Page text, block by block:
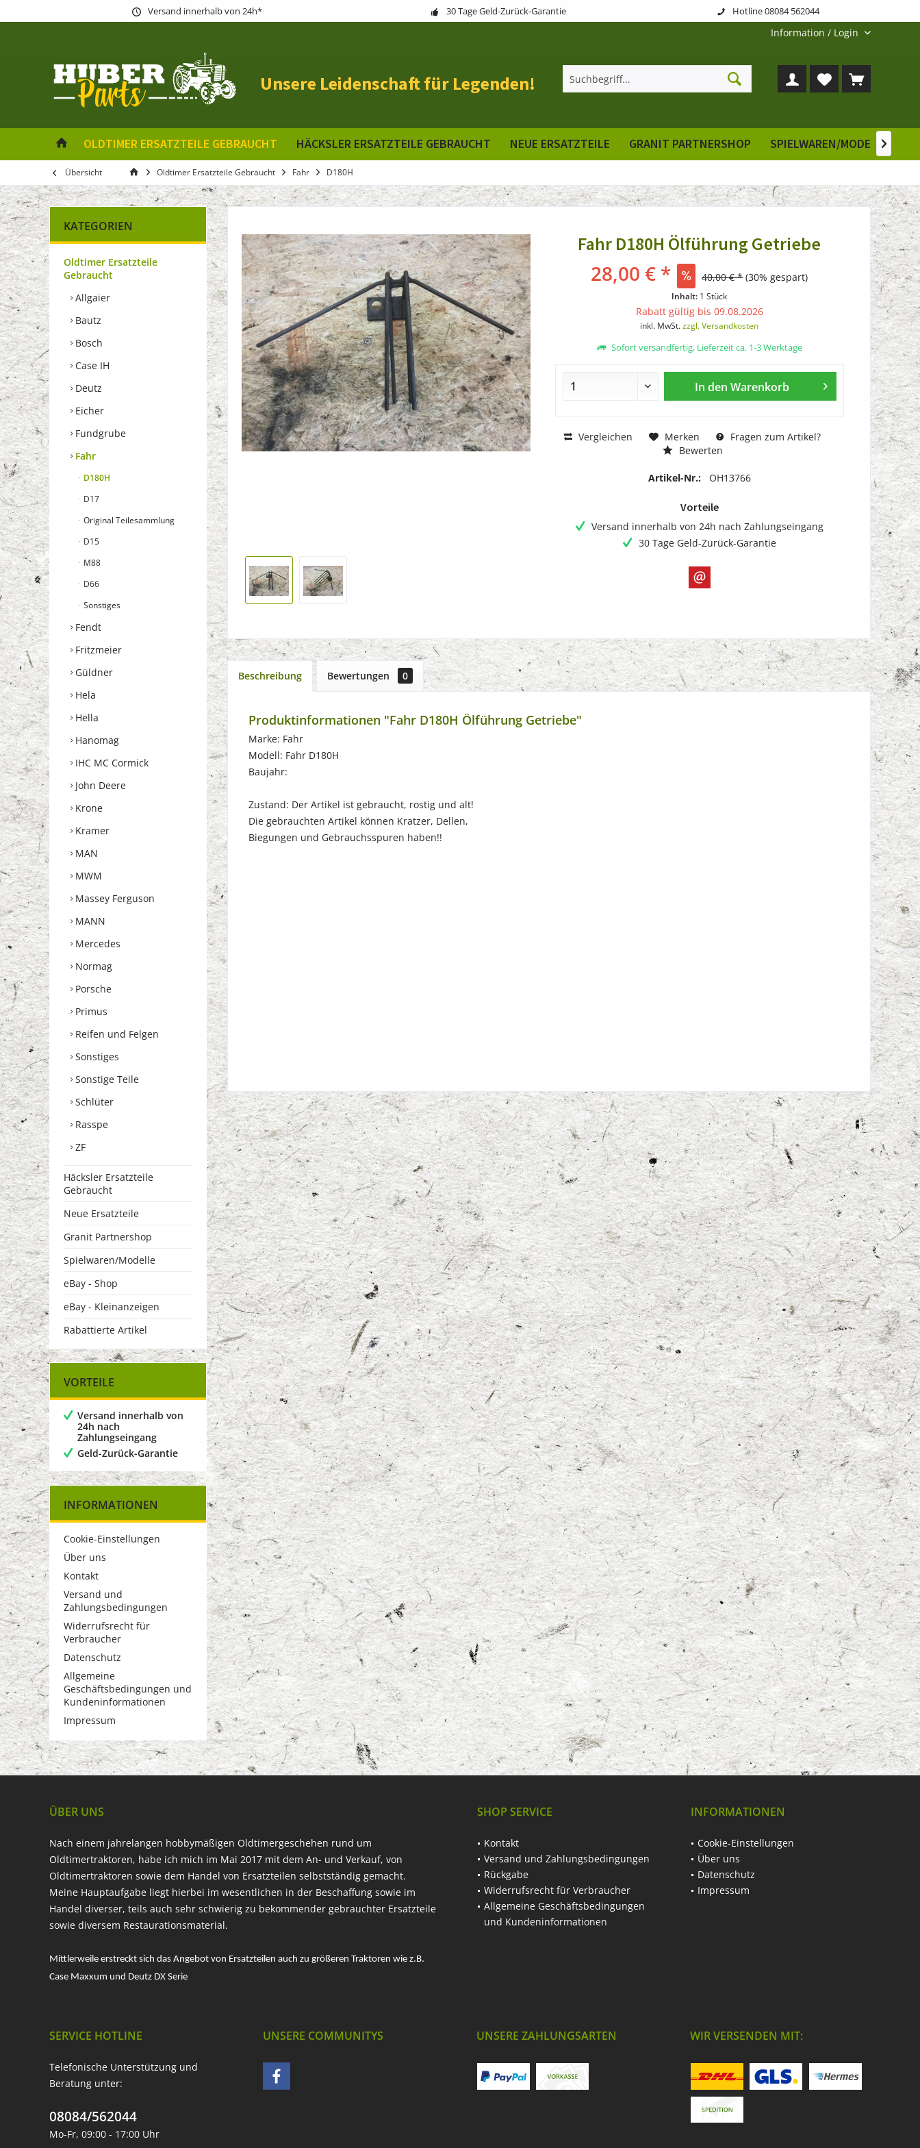
Versand innerhalb von 24h* 30 Tage Geld-Zurück-Garantie Hotline 08084 562044
Information / Login
Unsere Leidenschaft für Legenden!
OLDTIMER ERSATZTEILE GEBRAUCHT HÄCKSLER ERSATZTEILE GEBRAUCHT NEUE ERSATZTEILE GRANIT PARTNERSHOP SPIELWAREN/MODELLE

Übersicht Oldtimer Ersatzteile Gebraucht Fahr D180H
KATEGORIEN
Oldtimer Ersatzteile
Gebraucht
Allgaier
Bautz
Bosch
Case IH
Deutz
Eicher
Fundgrube
Fahr
D180H
D17
Original Teilesammlung
D15
M88
D66
Sonstiges
Fendt
Fritzmeier
Güldner
Hela
Hella
Hanomag
IHC MC Cormick
John Deere
Krone
Kramer
MAN
MWM
Massey Ferguson
MANN
Mercedes
Normag
Porsche
Primus
Reifen und Felgen
Sonstiges
Sonstige Teile
Schlüter
Rasspe
ZF
Häcksler Ersatzteile
Gebraucht
Neue Ersatzteile
Granit Partnershop
Spielwaren/Modelle
eBay - Shop
eBay - Kleinanzeigen
Rabattierte Artikel
VORTEILE
Versand innerhalb von
24h nach
Zahlungseingang
Geld-Zurück-Garantie
INFORMATIONEN
Cookie-Einstellungen
Über uns
Kontakt
Versand und
Zahlungsbedingungen
Widerrufsrecht für
Verbraucher
Datenschutz
Allgemeine
Geschäftsbedingungen und
Kundeninformationen
Impressum
Fahr D180H Ölführung Getriebe
28,00 € * 40,00 € * (30% gespart)
Inhalt: 1 Stück
Rabatt gültig bis 09.08.2026
inkl. MwSt.zzgl. Versandkosten
Sofort versandfertig, Lieferzeit ca. 1-3 Werktage
In den Warenkorb
Vergleichen Merken
Fragen zum Artikel?
Bewerten
Artikel-Nr.: OH13766
Vorteile
Versand innerhalb von 24h nach Zahlungseingang
30 Tage Geld-Zurück-Garantie
Beschreibung Bewertungen 0
Produktinformationen "Fahr D180H Ölführung Getriebe"
Marke: Fahr
Modell: Fahr D180H
Baujahr:
Zustand: Der Artikel ist gebraucht, rostig und alt!
Die gebrauchten Artikel können Kratzer, Dellen,
Biegungen und Gebrauchsspuren haben!!
ÜBER UNS
Nach einem jahrelangen hobbymäßigen Oldtimergeschehen rund um
Oldtimertraktoren, habe ich mich im Mai 2017 mit dem An- und Verkauf, von
Oldtimertraktoren sowie dem Handel von Ersatzteilen selbstständig gemacht.
Meine Hauptaufgabe liegt hierbei im wesentlichen in der Beschaffung sowie im
Handel diverser, teils auch sehr schwierig zu bekommender gebrauchter Ersatzteile
sowie diversem Restaurationsmaterial.
Mittlerweile erstreckt sich das Angebot von Ersatzteilen auch zu größeren Traktoren wie z.B.
Case Maxxum und Deutz DX Serie
SHOP SERVICE
Kontakt
Versand und Zahlungsbedingungen
Rückgabe
Widerrufsrecht für Verbraucher
Allgemeine Geschäftsbedingungen
und Kundeninformationen
INFORMATIONEN
Cookie-Einstellungen
Über uns
Datenschutz
Impressum
SERVICE HOTLINE
Telefonische Unterstützung und
Beratung unter:
08084/562044
Mo-Fr, 09:00 - 17:00 Uhr
UNSERE COMMUNITYS UNSERE ZAHLUNGSARTEN WIR VERSENDEN MIT: